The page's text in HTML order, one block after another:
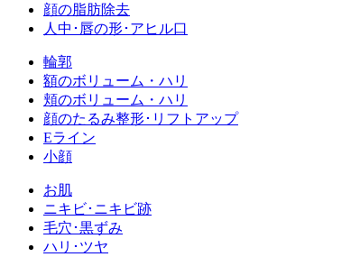
顔の脂肪除去
人中･唇の形･アヒル口
輪郭
額のボリューム・ハリ
頬のボリューム・ハリ
顔のたるみ整形･リフトアップ
Eライン
小顔
お肌
ニキビ･ニキビ跡
毛穴･黒ずみ
ハリ･ツヤ